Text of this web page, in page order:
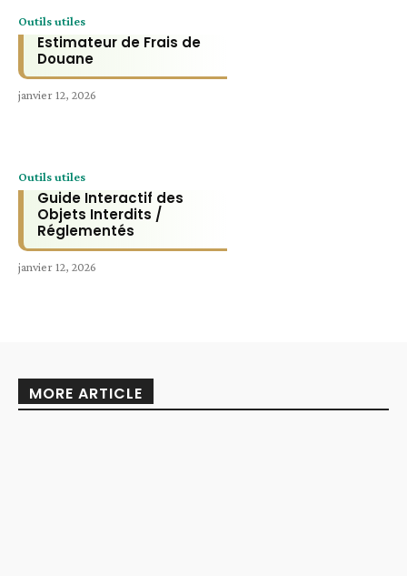
Outils utiles
Estimateur de Frais de
Douane
janvier 12, 2026
Outils utiles
Guide Interactif des
Objets Interdits /
Réglementés
janvier 12, 2026
MORE ARTICLE